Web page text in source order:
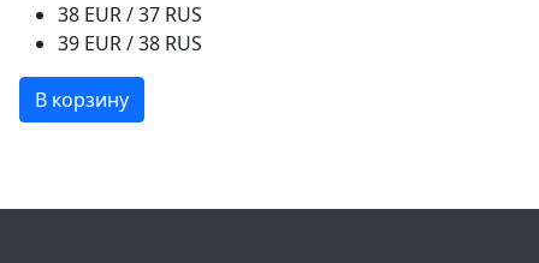
38 EUR / 37 RUS
39 EUR / 38 RUS
В корзину